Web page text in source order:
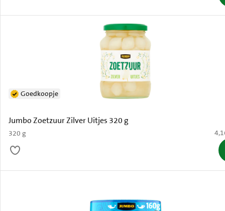
Jumbo Zoetzuur Zilver Uitjes 320 g
320 g
Goedkoopje
€